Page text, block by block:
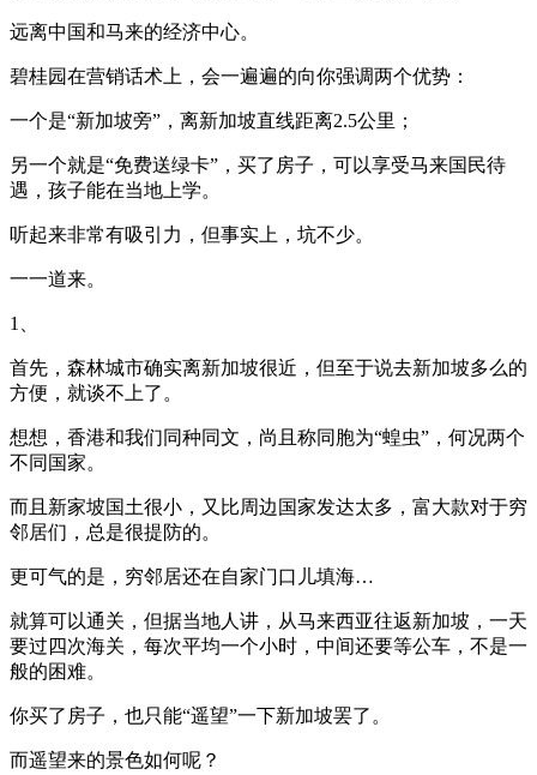
远离中国和马来的经济中心。
碧桂园在营销话术上，会一遍遍的向你强调两个优势：
一个是“新加坡旁”，离新加坡直线距离2.5公里；
另一个就是“免费送绿卡”，买了房子，可以享受马来国民待
遇，孩子能在当地上学。
听起来非常有吸引力，但事实上，坑不少。
一一道来。
1、
首先，森林城市确实离新加坡很近，但至于说去新加坡多么的
方便，就谈不上了。
想想，香港和我们同种同文，尚且称同胞为“蝗虫”，何况两个
不同国家。
而且新家坡国土很小，又比周边国家发达太多，富大款对于穷
邻居们，总是很提防的。
更可气的是，穷邻居还在自家门口儿填海…
就算可以通关，但据当地人讲，从马来西亚往返新加坡，一天
要过四次海关，每次平均一个小时，中间还要等公车，不是一
般的困难。
你买了房子，也只能“遥望”一下新加坡罢了。
而遥望来的景色如何呢？